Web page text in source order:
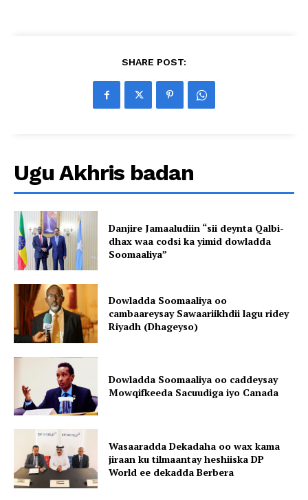
SHARE POST:
Ugu Akhris badan
Danjire Jamaaludiin “sii deynta Qalbi-
dhax waa codsi ka yimid dowladda
Soomaaliya”
Dowladda Soomaaliya oo
cambaareysay Sawaariikhdii lagu ridey
Riyadh (Dhageyso)
Dowladda Soomaaliya oo caddeysay
Mowqifkeeda Sacuudiga iyo Canada
Wasaaradda Dekadaha oo wax kama
jiraan ku tilmaantay heshiiska DP
World ee dekadda Berbera